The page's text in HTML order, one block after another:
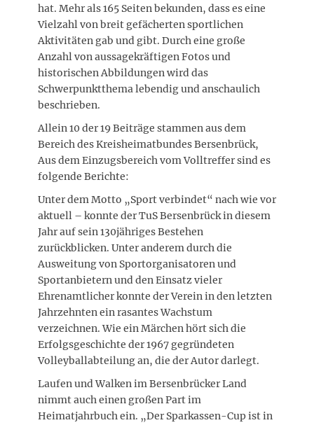
hat. Mehr als 165 Seiten bekunden, dass es eine
Vielzahl von breit gefächerten sportlichen
Aktivitäten gab und gibt. Durch eine große
Anzahl von aussagekräftigen Fotos und
historischen Abbildungen wird das
Schwerpunktthema lebendig und anschaulich
beschrieben.
Allein 10 der 19 Beiträge stammen aus dem
Bereich des Kreisheimatbundes Bersenbrück,
Aus dem Einzugsbereich vom Volltreffer sind es
folgende Berichte:
Unter dem Motto „Sport verbindet“ nach wie vor
aktuell – konnte der TuS Bersenbrück in diesem
Jahr auf sein 130jähriges Bestehen
zurückblicken. Unter anderem durch die
Ausweitung von Sportorganisatoren und
Sportanbietern und den Einsatz vieler
Ehrenamtlicher konnte der Verein in den letzten
Jahrzehnten ein rasantes Wachstum
verzeichnen. Wie ein Märchen hört sich die
Erfolgsgeschichte der 1967 gegründeten
Volleyballabteilung an, die der Autor darlegt.
Laufen und Walken im Bersenbrücker Land
nimmt auch einen großen Part im
Heimatjahrbuch ein. „Der Sparkassen-Cup ist in